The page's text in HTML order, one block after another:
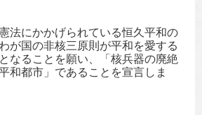
法にかかげられている恒久平和の
が国の非核三原則が平和を愛する
なることを願い、「核兵器の廃絶
和都市」であることを宣言しま